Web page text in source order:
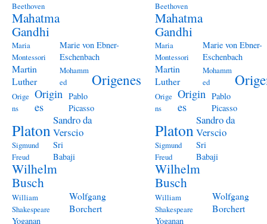
Beethoven
Mahatma
Gandhi
Maria
Montessori
Marie von Ebner-
Eschenbach
Martin
Luther
Mohamm
ed
Origenes
Orige
ns
Origin
es
Pablo
Picasso
Platon
Sandro da
Verscio
Sigmund
Freud
Sri
Babaji
Wilhelm
Busch
William
Shakespeare
Wolfgang
Borchert
Yoganan
Beethoven
Mahatma
Gandhi
Maria
Montessori
Marie von Ebner-
Eschenbach
Martin
Luther
Mohamm
ed
Orige
ns
Origin
es
Pablo
Picasso
Platon
Sandro da
Verscio
Sigmund
Freud
Sri
Babaji
Wilhelm
Busch
William
Shakespeare
Wolfgang
Borchert
Yoganan